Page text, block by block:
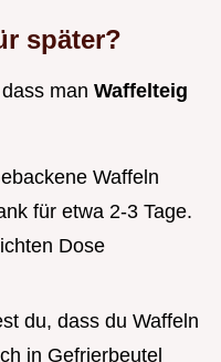
später?
man Waffelteig
Waffeln
für etwa 2-3 Tage.
Dose
du, dass du Waffeln
in Gefrierbeutel